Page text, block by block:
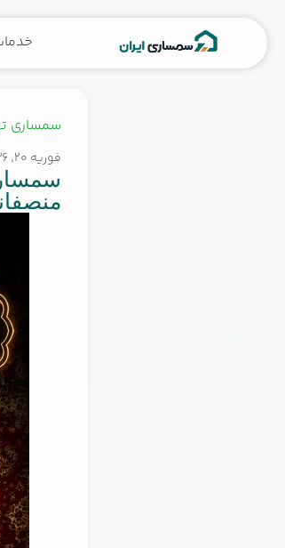
سمساری
فوریه 20, 2026